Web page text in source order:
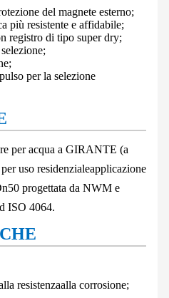
del magnete esterno;
più resistente e affidabile;
registro di tipo super dry;
per la selezione
per acqua a GIRANTE (a
uso residenzialeapplicazione
progettata da NWM e
ISO 4064.
resistenzaalla corrosione;